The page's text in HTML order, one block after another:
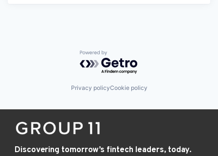
Powered by Getro.com
Privacy policyCookie policy
Discovering tomorrow’s fintech leaders, today.